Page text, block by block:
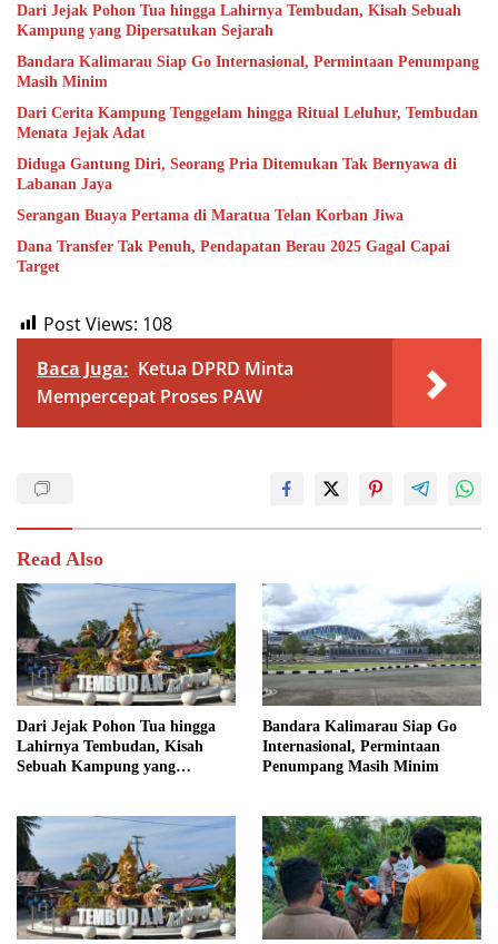
Dari Jejak Pohon Tua hingga Lahirnya Tembudan, Kisah Sebuah
Kampung yang Dipersatukan Sejarah
Bandara Kalimarau Siap Go Internasional, Permintaan Penumpang
Masih Minim
Dari Cerita Kampung Tenggelam hingga Ritual Leluhur, Tembudan
Menata Jejak Adat
Diduga Gantung Diri, Seorang Pria Ditemukan Tak Bernyawa di
Labanan Jaya
Serangan Buaya Pertama di Maratua Telan Korban Jiwa
Dana Transfer Tak Penuh, Pendapatan Berau 2025 Gagal Capai
Target
Post Views: 108
Baca Juga: Ketua DPRD Minta
Mempercepat Proses PAW
Read Also
Dari Jejak Pohon Tua hingga
Lahirnya Tembudan, Kisah
Sebuah Kampung yang
Bandara Kalimarau Siap Go
Internasional, Permintaan
Penumpang Masih Minim